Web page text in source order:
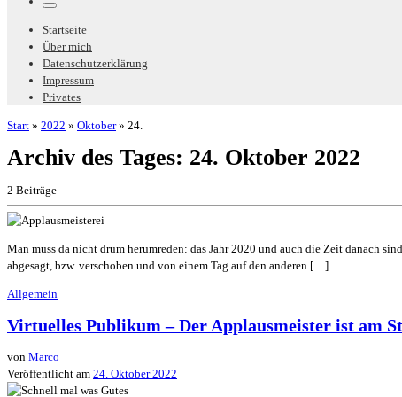
Menü
Startseite
Über mich
Datenschutzerklärung
Impressum
Privates
Start » 2022 » Oktober » 24.
Archiv des Tages: 24. Oktober 2022
2 Beiträge
Man muss da nicht drum herumreden: das Jahr 2020 und auch die Zeit danach
abgesagt, bzw. verschoben und von einem Tag auf den anderen […]
Allgemein
Virtuelles Publikum – Der Applausmeister ist am
von Marco
Veröffentlicht am 24. Oktober 2022